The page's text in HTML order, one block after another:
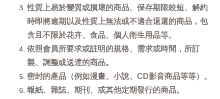
性質上易於變質或損壞的商品、保存期限較短、解約
時即將逾期以及性質上無法或不適合退還的商品，包
含且不限於花卉、食品、個人衛生用品等。
依照會員所要求或註明的規格、需求或時間，所訂
製、調整或送達的商品。
密封的產品（例如漫畫、小說、CD影音商品等等）。
報紙、雜誌、期刊、或其他定期發行的商品。